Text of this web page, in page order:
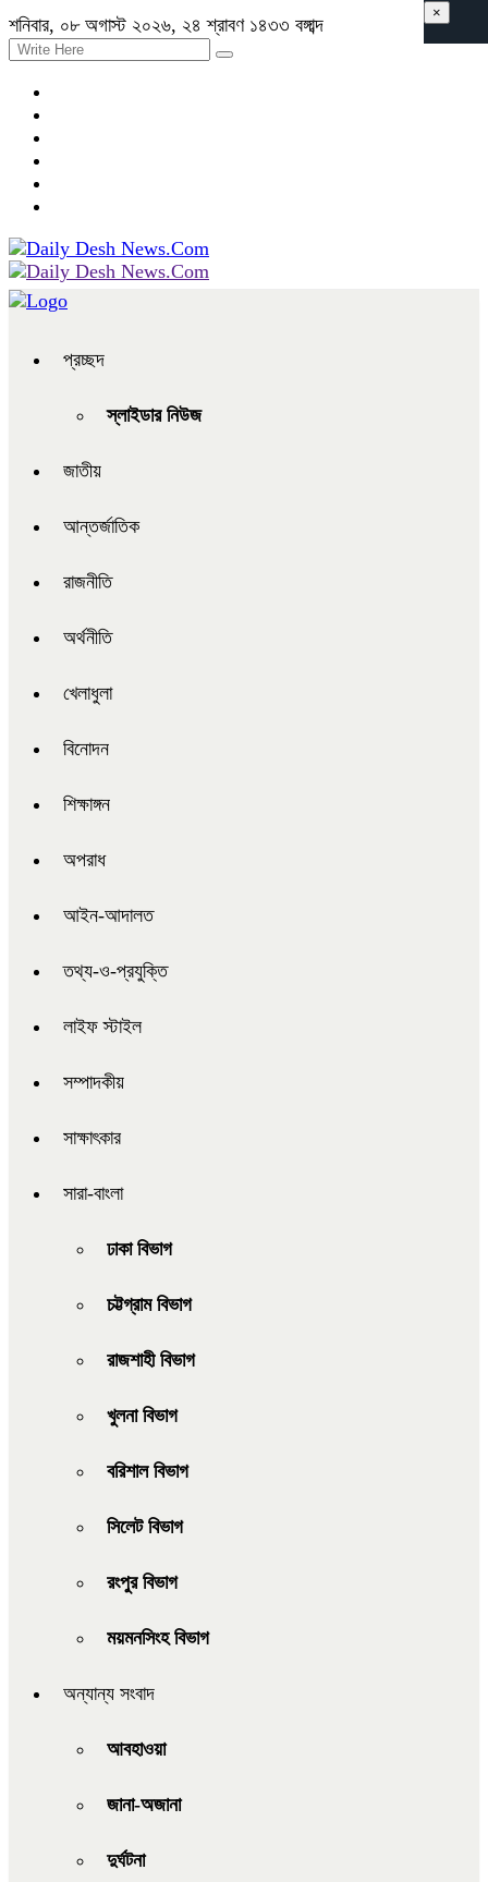
শনিবার, ০৮ অগাস্ট ২০২৬, ২৪ শ্রাবণ ১৪৩৩ বঙ্গাব্দ
প্রচ্ছদ
স্লাইডার নিউজ
জাতীয়
আন্তর্জাতিক
রাজনীতি
অর্থনীতি
খেলাধুলা
বিনোদন
শিক্ষাঙ্গন
অপরাধ
আইন-আদালত
তথ্য-ও-প্রযুক্তি
লাইফ স্টাইল
সম্পাদকীয়
সাক্ষাৎকার
সারা-বাংলা
ঢাকা বিভাগ
চট্টগ্রাম বিভাগ
রাজশাহী বিভাগ
খুলনা বিভাগ
বরিশাল বিভাগ
সিলেট বিভাগ
রংপুর বিভাগ
ময়মনসিংহ বিভাগ
অন্যান্য সংবাদ
আবহাওয়া
জানা-অজানা
দুর্ঘটনা
×